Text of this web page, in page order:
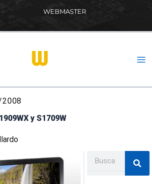
WEBMASTER
y S1709W